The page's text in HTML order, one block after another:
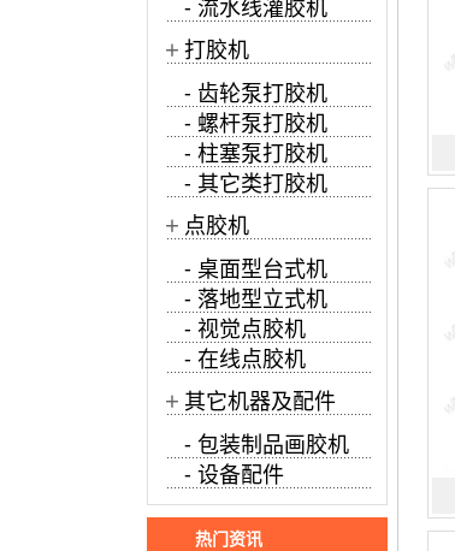
- 流水线灌胶机
+ 打胶机
- 齿轮泵打胶机
- 螺杆泵打胶机
- 柱塞泵打胶机
- 其它类打胶机
+ 点胶机
- 桌面型台式机
- 落地型立式机
- 视觉点胶机
- 在线点胶机
+ 其它机器及配件
- 包装制品画胶机
- 设备配件
热门资讯